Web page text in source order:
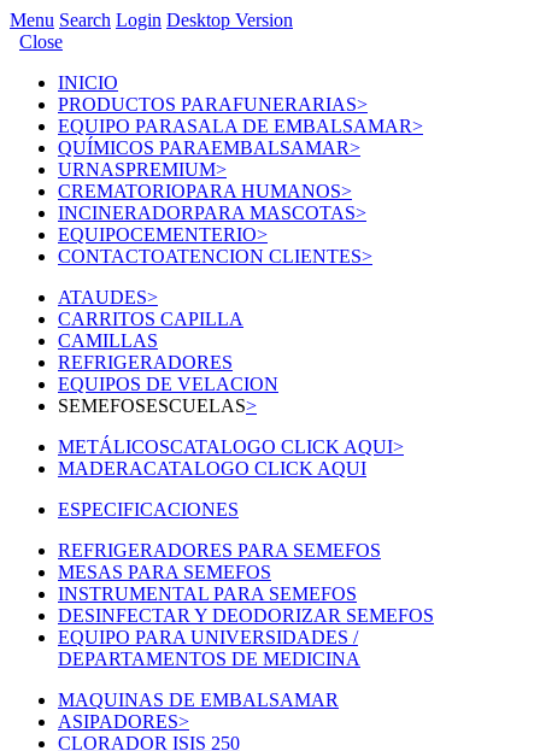
Menu Search Login Desktop Version
Close
INICIO
PRODUCTOS PARAFUNERARIAS>
EQUIPO PARASALA DE EMBALSAMAR>
QUÍMICOS PARAEMBALSAMAR>
URNASPREMIUM>
CREMATORIOPARA HUMANOS>
INCINERADORPARA MASCOTAS>
EQUIPOCEMENTERIO>
CONTACTOATENCION CLIENTES>
ATAUDES>
CARRITOS CAPILLA
CAMILLAS
REFRIGERADORES
EQUIPOS DE VELACION
SEMEFOSESCUELAS>
METÁLICOSCATALOGO CLICK AQUI>
MADERACATALOGO CLICK AQUI
ESPECIFICACIONES
REFRIGERADORES PARA SEMEFOS
MESAS PARA SEMEFOS
INSTRUMENTAL PARA SEMEFOS
DESINFECTAR Y DEODORIZAR SEMEFOS
EQUIPO PARA UNIVERSIDADES /
DEPARTAMENTOS DE MEDICINA
MAQUINAS DE EMBALSAMAR
ASIPADORES>
CLORADOR ISIS 250